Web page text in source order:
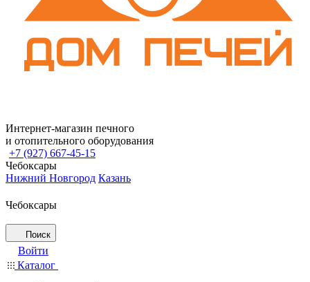
Интернет-магазин печного
и отопительного оборудования
+7 (927) 667-45-15
Чебоксары
Нижний Новгород Казань
Чебоксары
Поиск
Войти
Каталог